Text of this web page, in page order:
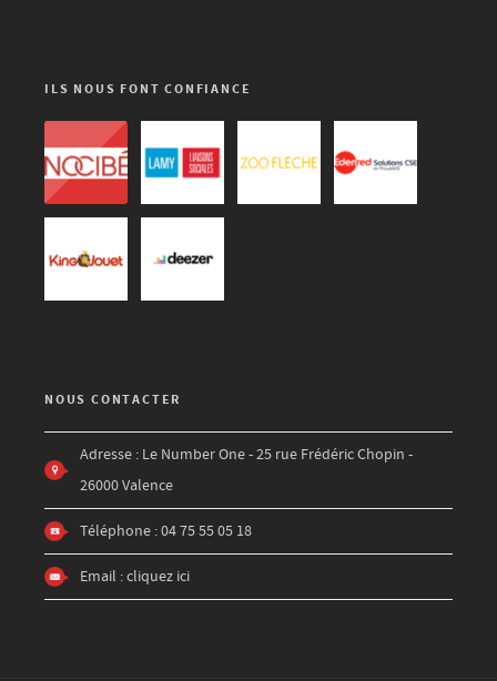
ILS NOUS FONT CONFIANCE
NOUS CONTACTER
Adresse : Le Number One - 25 rue Frédéric Chopin -
26000 Valence
Téléphone : 04 75 55 05 18
Email :cliquez ici